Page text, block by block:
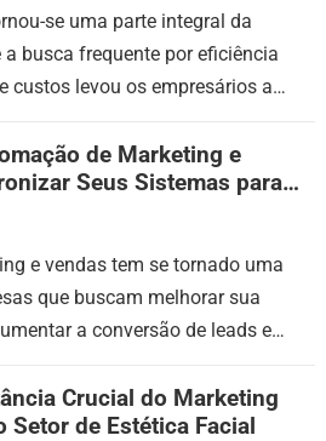
se uma parte integral da
busca frequente por eficiência
custos levou os empresários a
de Marketing e
Seus Sistemas para
e vendas tem se tornado uma
que buscam melhorar sua
a conversão de leads e
Crucial do Marketing
Setor de Estética Facial